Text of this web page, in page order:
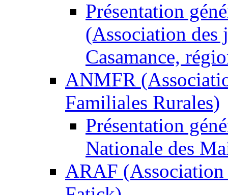
Présentation
(Association des
Casamance,
ANMFR
Familiales Rurales)
Présentation
Nationale des
ARAF (Association